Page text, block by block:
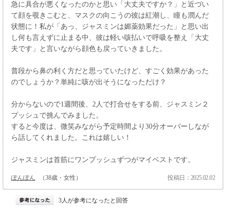
急に具合が悪くなったのかと思い「大丈夫ですか？」と近づい
て顔を覗きこむと、マスクの向こうの彼は紅潮し、瞳も潤んだ
状態に！私が「あっ、ジャスミンは媚薬効果だった」と思い出
し何も言えずに止まる中、彼は軽い咳払いで呼吸を整え「大丈
夫です」と言いながら顔色も戻っていきました。
普段から鼻の利く方だと思っていたけど、すごく効果があった
のでしょうか？単純に咳が出そうになっただけ？
分からないので1週間後、2人で打合せをする前、ジャスミン２
プッシュで挑んでみました。
すると今度は、微笑みながら予定時間より30分オーバーしなが
ら話してくれました。これは嬉しい！
ジャスミンは首筋にワンプッシュずつがマイベストです。
ぽんぽん （38歳・女性） 投稿日：2025.02.02
3人が参考になったと回答